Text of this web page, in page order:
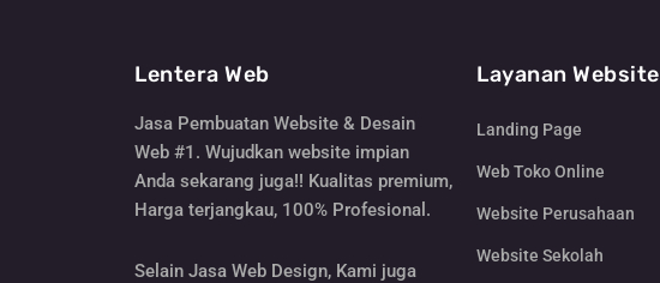
Lentera Web
Jasa Pembuatan Website & Desain
Web #1. Wujudkan website impian
Anda sekarang juga!! Kualitas premium,
Harga terjangkau, 100% Profesional.
Selain Jasa Web Design, Kami juga
Layanan Website
Landing Page
Web Toko Online
Website Perusahaan
Website Sekolah